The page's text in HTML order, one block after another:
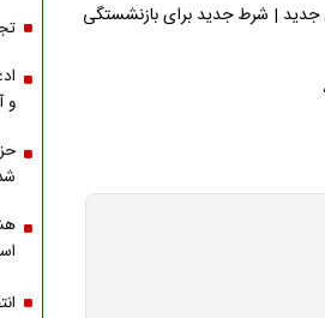
جدید | شرط جدید برای بازنشستگی
و